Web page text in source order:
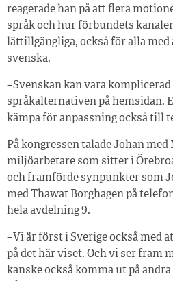
reagerade han på att flera
språk och hur förbundets
lättillgängliga, också för alla
svenska.
– Svenskan kan vara
språkalternativen på hemsidan.
kämpa för anpassning också till
På kongressen talade Johan
miljöarbetare som sitter i
och framförde synpunkter som
med Thawat Borghagen på
hela avdelning 9.
– Vi är först i Sverige också med
på det här viset. Och vi ser fram
kanske också komma ut på